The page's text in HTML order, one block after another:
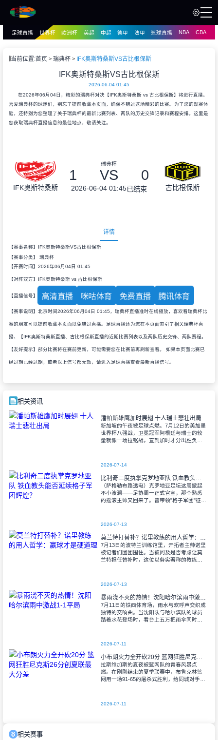
播
足球直播 世界杯 欧洲杯 英超 中超 德甲 法甲 篮球直播 NBA CBA
当前位置:首页 瑞典杯 IFK奥斯特桑斯VS古比根保斯
IFK奥斯特桑斯VS古比根保斯
2026-06-04 01:45
在2026年06月04日，精彩的瑞典杯对决【IFK奥斯特桑斯 vs 古比根保斯】将进行直播。
喜爱瑞典杯的球迷们，别忘了提前收藏本页面，确保不错过这场精彩的比赛。为了您的观赛体
验，还特别为您整理了关于瑞典杯的最新比赛列表、两队的历史交锋记录和赛程安排。这里是
您获取瑞典杯直播信息的最佳地点，敬请关注。
IFK奥斯特桑斯
瑞典杯
1 VS 0
2026-06-04 01:45已结束 古比根保斯
详情
【赛事名称】IFK奥斯特桑斯VS古比根保斯
【赛事分类】 瑞典杯
【开赛时间】2026年06月04日 01:45
【对阵双方】IFK奥斯特桑斯 vs 古比根保斯
【直播信号】 高清直播 咪咕体育 免费直播 腾讯体育
【赛事说明】北京时间2026年06月04日 01:45，瑞典杯直播准时在线播放，喜欢看瑞典杯比
赛的朋友可以提前收藏本页面以免错过直播。足球直播还为您在本页面索引了相关瑞典杯直
播、【IFK奥斯特桑斯直播、古比根保斯直播的近期比赛列表以及两队历史交锋、两队赛程。
【友好提示】部分比赛将在赛前更新，可能需要您在比赛前再刷新查看。 如果本页面比赛已
经过期已经过期，或者以上信号都无效，请进入足球直播查看最新直播信号。
相关资讯
潘帕斯雄鹰加时展翅 十人瑞士悲壮出局
新加坡的午夜被足球点燃。7月12日的美加墨
世界杯八强战，卫冕冠军阿根廷与瑞士的较
量就像一场拉锯战，直到加时才分出胜负。
2026-07-14
比利奇二度执掌克罗地亚队 铁血教头能否延续格子军团辉煌？
（萨格勒布路透电）克罗地亚足坛这周掀起
不小波澜——足协周一正式官宣，那个熟悉
的摇滚主帅又回来了。曾带领"格子军团"征战
2026-07-13
莫兰特打替补？诺里教练的用人哲学：赢球才是硬道理
7月13日的波特兰训练馆里，开拓者主帅诺里
被记者们团团围住。当被问及是否考虑让莫
兰特担任替补时，这位以务实著称的教练露
2026-07-13
暴雨浇不灭的热情！沈阳哈尔滨雨中激战1-1平局
7月11日的铁西体育场，雨水与欢呼声交织成
独特的交响曲。当沈阳队与哈尔滨队的球员
踏着水花登场时，看台上五万把雨伞同时收
2026-07-11
小布朗火力全开砍20分 篮网狂胜尼克斯26分创夏联最大分差
拉斯维加斯的夏夜被篮网队的青春风暴点
燃。在刚刚结束的夏季联赛中，布鲁克林篮
网用一场91-65的屠杀式胜利，给同城对手尼
2026-07-11
相关赛事